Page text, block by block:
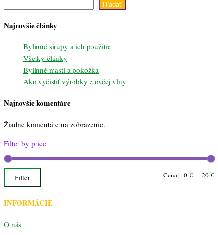
Hľadať
Najnovšie články
Bylinné sirupy a ich použitie
Všetky články
Bylinné masti a pokožka
Ako vyčistiť výrobky z ovčej vlny
Najnovšie komentáre
Žiadne komentáre na zobrazenie.
Filter by price
Filter Cena: 10 €—20 €
INFORMÁCIE
O nás